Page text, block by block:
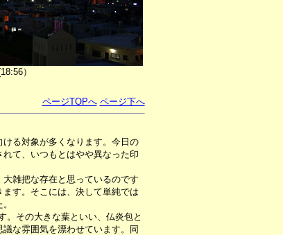
）
ページTOPへ ページ下へ
る対象が多くなります。今日の
て、いつもとはやや異なった印
雑把な存在と思っているのです
す。そこには、決して単純では
その大きな葉といい、仏炎包と
な雰囲気を漂わせています。同